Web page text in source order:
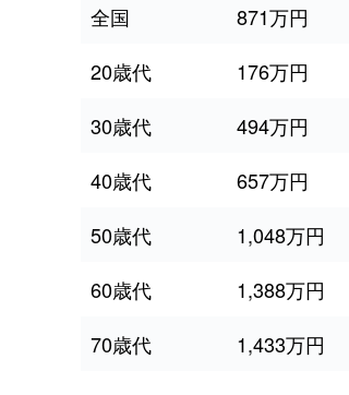
全国
871万円
20歳代
176万円
30歳代
494万円
40歳代
657万円
50歳代
1,048万円
60歳代
1,388万円
70歳代
1,433万円